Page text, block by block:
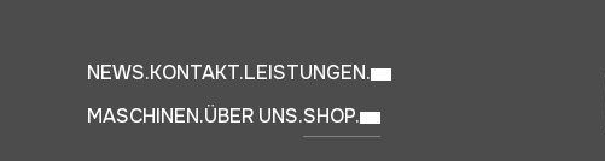
NEWS.KONTAKT.LEISTUNGEN.
MASCHINEN.ÜBER UNS.SHOP.